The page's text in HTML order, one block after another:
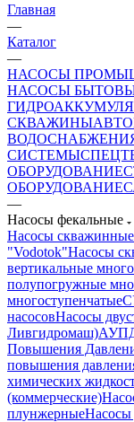
Главная
—
Каталог
—
НАСОСЫ
НАСОСЫ
СКВАЖИНЫ
СИСТЕМЫ
ОБОРУДОВАНИЕ
ОБОРУДОВАНИЕ
—
Насосы фекальные
Насосы
"Vodotok"Насосы
вертикальные
полупогружные
многоступенчатые
насосовНасосы
Ливгидромаш)АУПД
Повышения
повышения
химических
(коммерческие)
плунжерныеНасосы